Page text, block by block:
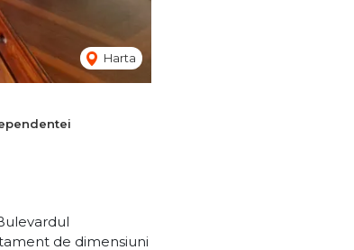
Harta
de dimensiuni